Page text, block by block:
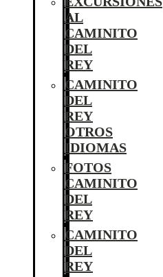
AL
CAMINITO
DEL
REY
CAMINITO
DEL
REY
OTROS
IDIOMAS
FOTOS
CAMINITO
DEL
REY
CAMINITO
DEL
REY